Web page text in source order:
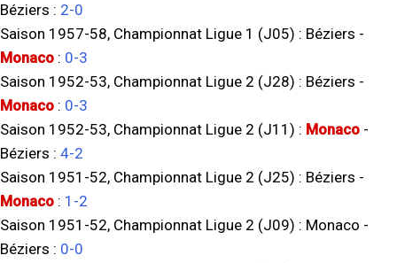
Béziers : 2-0
Saison 1957-58, Championnat Ligue 1 (J05) : Béziers -
Monaco : 0-3
Saison 1952-53, Championnat Ligue 2 (J28) : Béziers -
Monaco : 0-3
Saison 1952-53, Championnat Ligue 2 (J11) : Monaco -
Béziers : 4-2
Saison 1951-52, Championnat Ligue 2 (J25) : Béziers -
Monaco : 1-2
Saison 1951-52, Championnat Ligue 2 (J09) : Monaco -
Béziers : 0-0